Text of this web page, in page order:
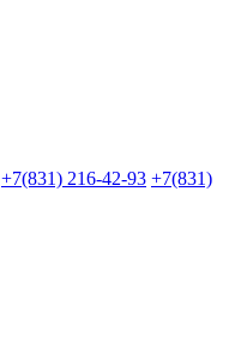
+7(831) 216-42-93 +7(831)